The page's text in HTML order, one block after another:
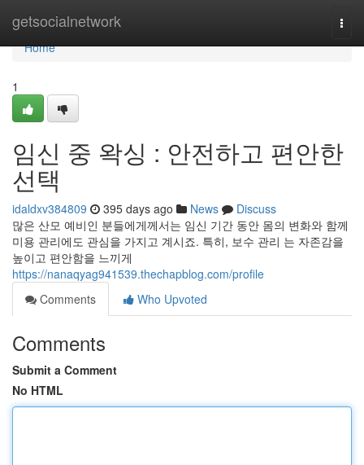
getsocialnetwork
Home
Home
1
임신 중 왁싱 : 안전하고 편안한
선택
idaldxv384809 395 days ago News
Discuss
많은 산모 예비인 분들에게께서는 임신 기간 동안 몸의 변화와 함께
미용 관리에도 관심을 가지고 계시죠. 특히, 보수 관리 는 자존감을
높이고 편안함을 느끼게
https://nanaqyag941539.thechapblog.com/profile
Comments
Who Upvoted
Comments
Submit a Comment
No HTML